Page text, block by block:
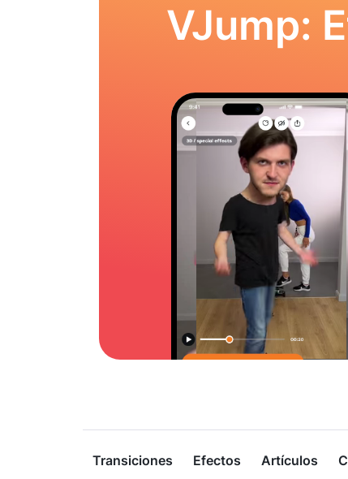
VJump:
Transiciones Efectos Artículos